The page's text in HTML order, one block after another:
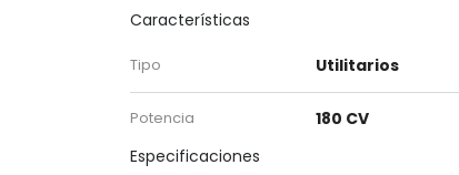
Características
Tipo Utilitarios
Potencia 180 CV
Especificaciones